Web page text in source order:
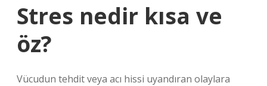
Stres nedir kısa ve
öz?
Vücudun tehdit veya acı hissi uyandıran olaylara